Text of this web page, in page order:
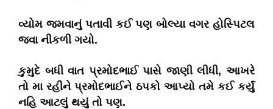
વ્યોમ જમવાનું પતાવી કઈ પણ બોલ્યા વગર હોસ્પિટલ
જવા નીકળી ગયો.
કુમુદે બધી વાત પ્રમોદભાઈ પાસે જાણી લીધી, આખરે
તો મા રહીને પ્રમોદભાઈને ઠપકો આપ્યો તમે કઈ કર્યું
નહિ આટલું થયું તો પણ.